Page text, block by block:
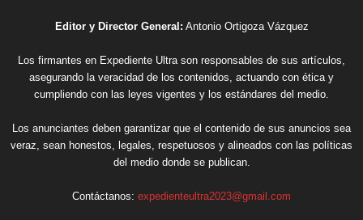
Editor y Director General: Antonio Ortigoza Vázquez
Los firmantes en Expediente Ultra son responsables de sus artículos,
asegurando la veracidad de los contenidos, actuando con ética y
cumpliendo con las leyes vigentes y los estándares del medio.
Los anunciantes deben garantizar que el contenido de sus anuncios sea
veraz, sean honestos, legales, respetuosos y alineados con las políticas
del medio donde se publican.
Contáctanos: expedienteultra2023@gmail.com